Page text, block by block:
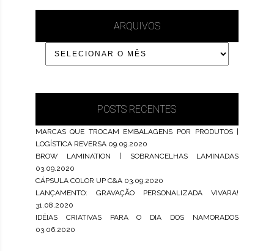
ARQUIVOS
POSTS RECENTES
MARCAS QUE TROCAM EMBALAGENS POR PRODUTOS |
LOGÍSTICA REVERSA 09.09.2020
BROW LAMINATION | SOBRANCELHAS LAMINADAS
03.09.2020
CÁPSULA COLOR UP C&A 03.09.2020
LANÇAMENTO: GRAVAÇÃO PERSONALIZADA VIVARA!
31.08.2020
IDÉIAS CRIATIVAS PARA O DIA DOS NAMORADOS
03.06.2020